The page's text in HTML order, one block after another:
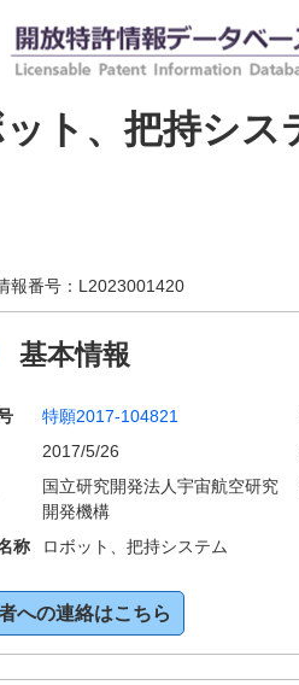
ット、把持シス
報番号： L2023001420
基本情報
特願2017-104821
2017/5/26
国立研究開発法人宇宙航空研究
開発機構
称 ロボット、把持システム
への連絡はこちら